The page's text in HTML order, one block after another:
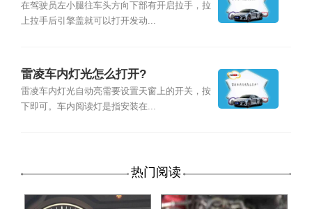
在驾驶员左小腿往车头方向下部有开启拉手，拉
上拉手后引擎盖就可以打开发动...
雷凌车内灯光怎么打开?
雷凌车内灯光自动亮需要设置天窗上的开关，按
下即可。车内阅读灯是指安装在...
热门阅读